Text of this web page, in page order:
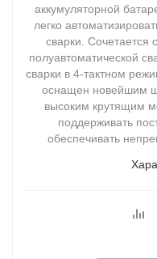
аккумуляторной
легко
сварки.
полуавтоматической
сварки в 4-тактном
оснащен новейшим
высоким крутящим
поддерживать
обеспечивать